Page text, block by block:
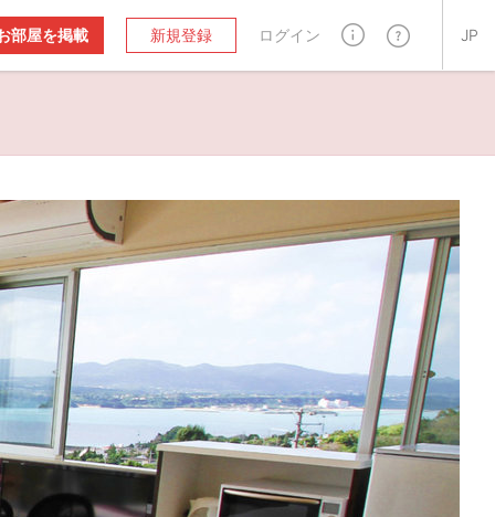
部屋を掲載 新規登録 ログイン JP